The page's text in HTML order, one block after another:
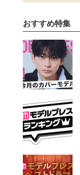
おすすめ特集